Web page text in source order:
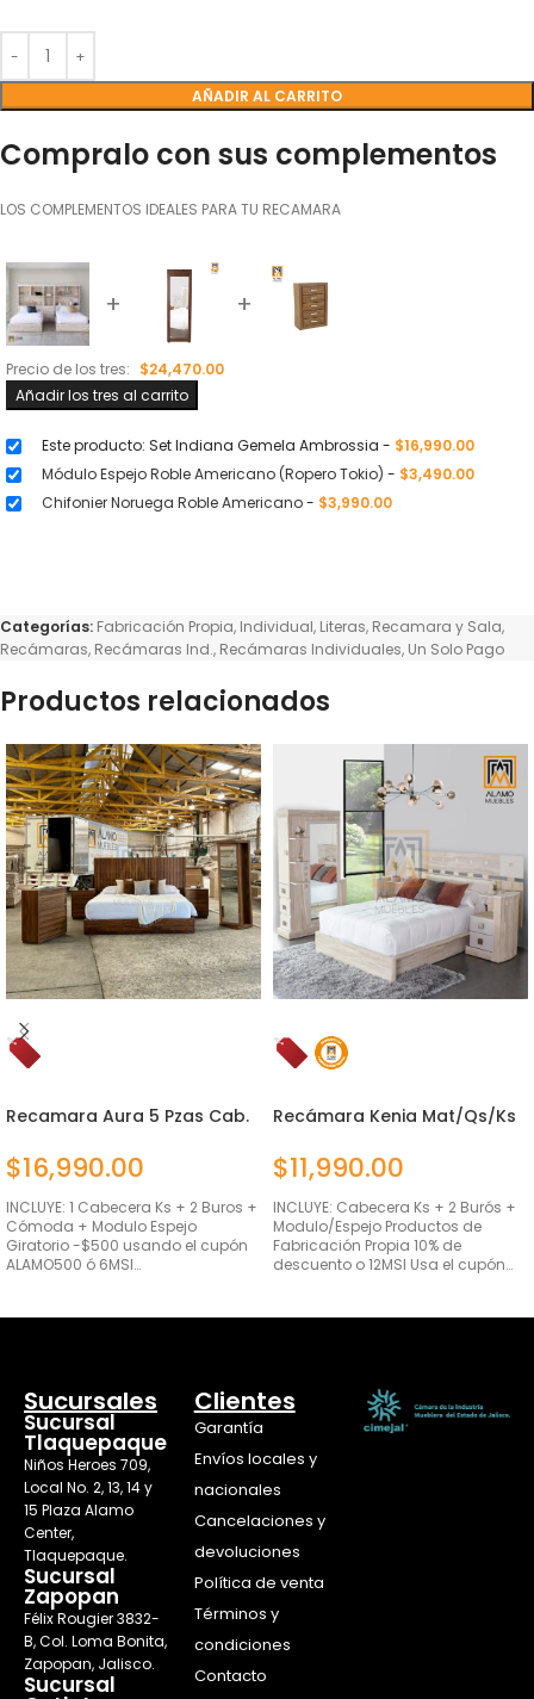
AÑADIR AL CARRITO
Compralo con sus complementos
LOS COMPLEMENTOS IDEALES PARA TU RECAMARA
+ +
Precio de los tres: $24,470.00
Añadir los tres al carrito
Este producto: Set Indiana Gemela Ambrossia - $16,990.00
Módulo Espejo Roble Americano (Ropero Tokio) - $3,490.00
Chifonier Noruega Roble Americano- $3,990.00
Categorías: Fabricación Propia, Individual, Literas, Recamara y Sala,
Recámaras, Recámaras Ind., Recámaras Individuales, Un Solo Pago
Productos relacionados
Recamara Aura 5 Pzas Cab.
$16,990.00
INCLUYE: 1 Cabecera Ks + 2 Buros +
Cómoda + Modulo Espejo
Giratorio -$500 usando el cupón
ALAMO500 ó 6MSI…
Recámara Kenia Mat/Qs/Ks
$11,990.00
INCLUYE: Cabecera Ks + 2 Burós +
Modulo/Espejo Productos de
Fabricación Propia 10% de
descuento o 12MSI Usa el cupón…
Sucursales
Sucursal
Tlaquepaque
Niños Heroes 709,
Local No. 2, 13, 14 y
15 Plaza Alamo
Center,
Tlaquepaque.
Sucursal
Zapopan
Félix Rougier 3832-
B, Col. Loma Bonita,
Zapopan, Jalisco.
Sucursal
Clientes
Garantía
Envíos locales y
nacionales
Cancelaciones y
devoluciones
Política de venta
Términos y
condiciones
Contacto